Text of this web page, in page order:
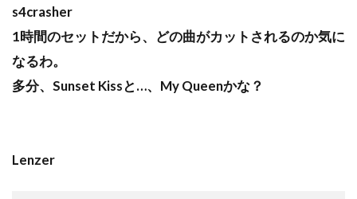
s4crasher
1時間のセットだから、どの曲がカットされるのか気に
なるわ。
多分、Sunset Kissと…、My Queenかな？
Lenzer